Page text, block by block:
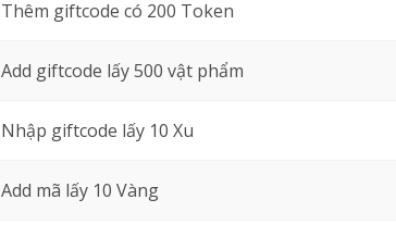
Thêm giftcode có 200 Token
Add giftcode lấy 500 vật phẩm
Nhập giftcode lấy 10 Xu
Add mã lấy 10 Vàng